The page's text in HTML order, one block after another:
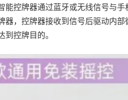
能控牌器通过蓝牙或无线信号与
器，控牌器接收到信号后驱动内
控牌目的。